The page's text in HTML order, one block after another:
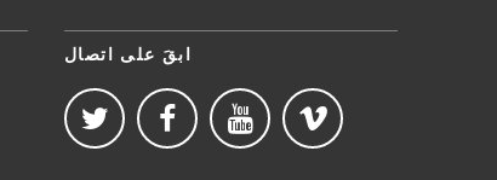
ابقَ على اتصال